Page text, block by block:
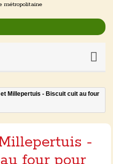
métropolitaine
Millepertuis - Biscuit cuit au four
-